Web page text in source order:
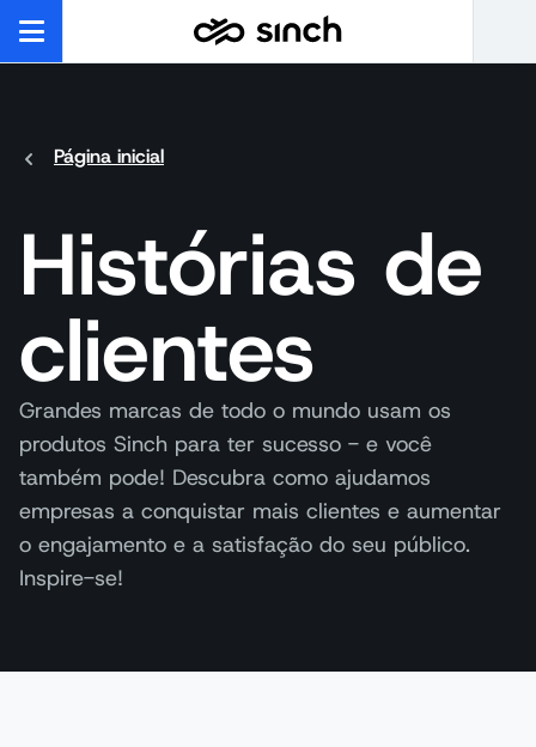
Página inicial
Histórias de
clientes
Grandes marcas de todo o mundo usam os
produtos Sinch para ter sucesso - e você
também pode! Descubra como ajudamos
empresas a conquistar mais clientes e aumentar
o engajamento e a satisfação do seu público.
Inspire-se!